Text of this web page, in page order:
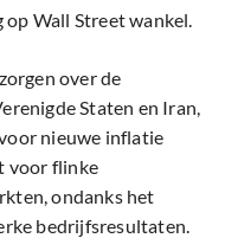
Wall Street wankel.
over de
Staten en Iran,
nieuwe inflatie
voor flinke
ondanks het
bedrijfsresultaten.